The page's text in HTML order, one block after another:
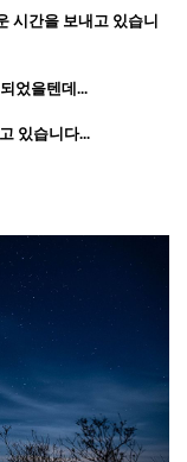
시간을 보내고 있습니
었을텐데...
있습니다...